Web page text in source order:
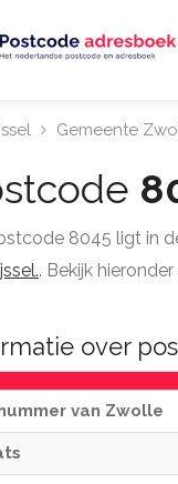
Gemeente
8045 ligt in
. Bekijk
over
van Zwolle